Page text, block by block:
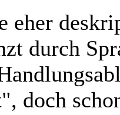
eher
durch
doch